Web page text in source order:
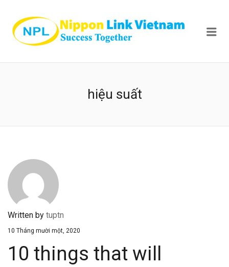
hiệu suất
Written by tuptn
10 Tháng mười một, 2020
10 things that will